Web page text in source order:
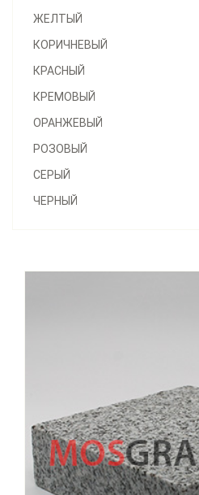
ЖЕЛТЫЙ
КОРИЧНЕВЫЙ
КРАСНЫЙ
КРЕМОВЫЙ
ОРАНЖЕВЫЙ
РОЗОВЫЙ
СЕРЫЙ
ЧЕРНЫЙ